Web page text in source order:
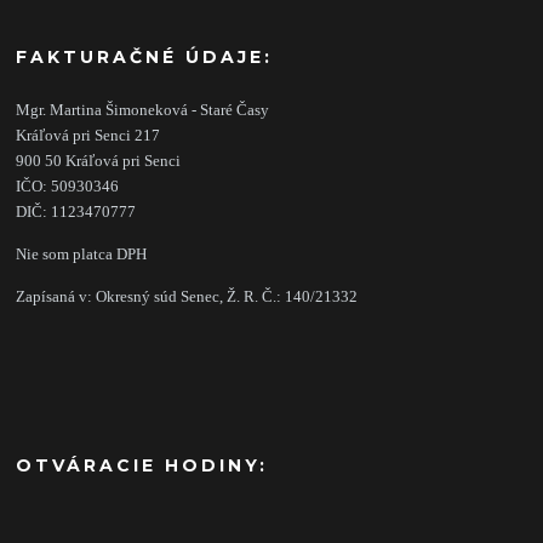
FAKTURAČNÉ ÚDAJE:
Mgr. Martina Šimoneková - Staré Časy
Kráľová pri Senci 217
900 50 Kráľová pri Senci
IČO: 50930346
DIČ: 1123470777
Nie som platca DPH
Zapísaná v: Okresný súd Senec, Ž. R. Č.: 140/21332
OTVÁRACIE HODINY: